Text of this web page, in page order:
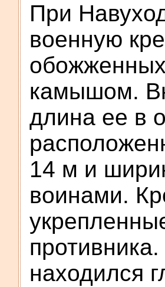
При
военную
камышом.
длина ее в
14 м и
воинами.
находился